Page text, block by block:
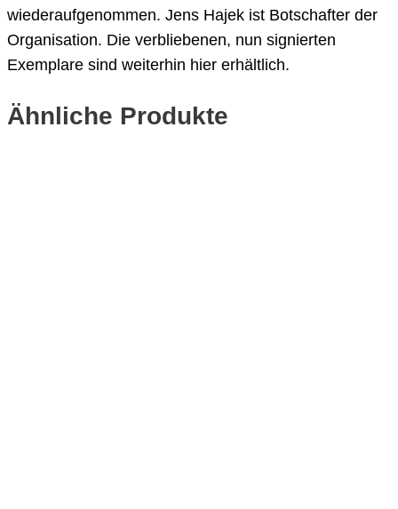
wiederaufgenommen. Jens Hajek ist Botschafter der
Organisation. Die verbliebenen, nun signierten
Exemplare sind weiterhin hier erhältlich.
Ähnliche Produkte